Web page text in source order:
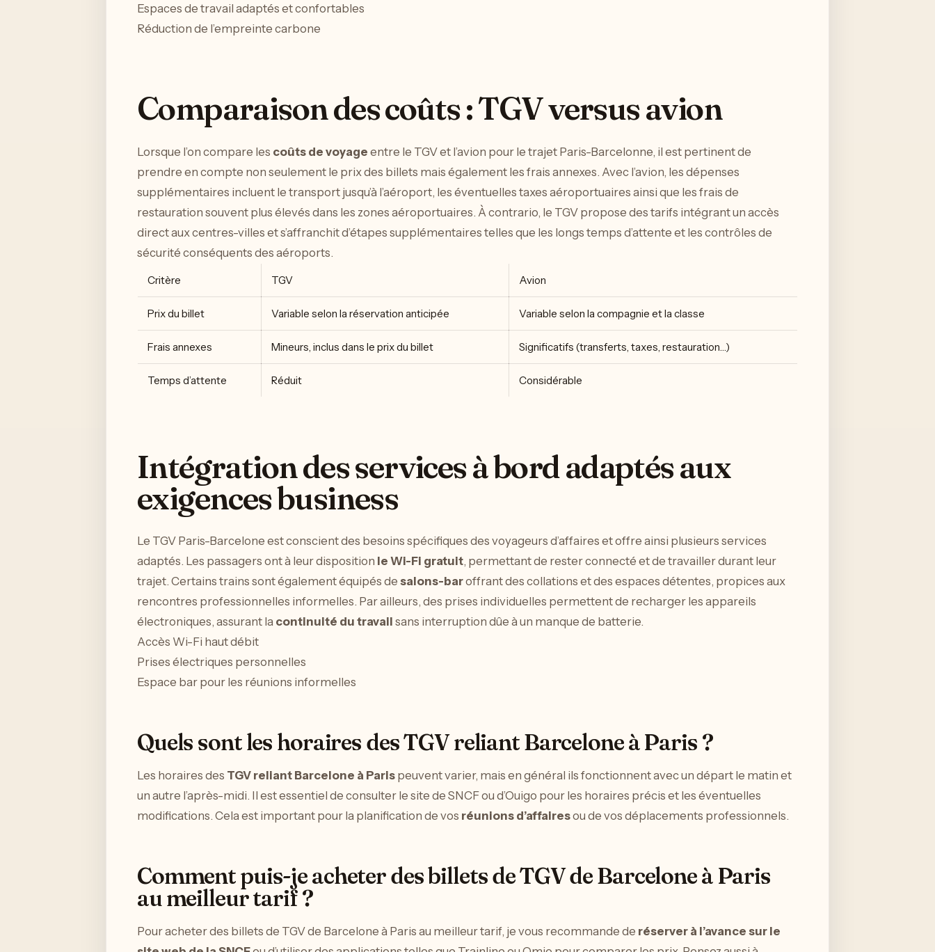
Espaces de travail adaptés et confortables
Réduction de l’empreinte carbone
Comparaison des coûts : TGV versus avion
Lorsque l’on compare les coûts de voyage entre le TGV et l’avion pour le trajet Paris-Barcelonne, il est pertinent de
prendre en compte non seulement le prix des billets mais également les frais annexes. Avec l’avion, les dépenses
supplémentaires incluent le transport jusqu’à l’aéroport, les éventuelles taxes aéroportuaires ainsi que les frais de
restauration souvent plus élevés dans les zones aéroportuaires. À contrario, le TGV propose des tarifs intégrant un accès
direct aux centres-villes et s’affranchit d’étapes supplémentaires telles que les longs temps d’attente et les contrôles de
sécurité conséquents des aéroports.
Critère TGV Avion
Prix du billet Variable selon la réservation anticipée Variable selon la compagnie et la classe
Frais annexes Mineurs, inclus dans le prix du billet Significatifs (transferts, taxes, restauration…)
Temps d’attente Réduit Considérable
Intégration des services à bord adaptés aux
exigences business
Le TGV Paris-Barcelone est conscient des besoins spécifiques des voyageurs d’affaires et offre ainsi plusieurs services
adaptés. Les passagers ont à leur disposition le Wi-Fi gratuit, permettant de rester connecté et de travailler durant leur
trajet. Certains trains sont également équipés de salons-baroffrant des collations et des espaces détentes, propices aux
rencontres professionnelles informelles. Par ailleurs, des prises individuelles permettent de recharger les appareils
électroniques, assurant la continuité du travail sans interruption dûe à un manque de batterie.
Accès Wi-Fi haut débit
Prises électriques personnelles
Espace bar pour les réunions informelles
Quels sont les horaires des TGV reliant Barcelone à Paris ?
Les horaires des TGV reliant Barcelone à Paris peuvent varier, mais en général ils fonctionnent avec un départ le matin et
un autre l’après-midi. Il est essentiel de consulter le site de SNCF ou d’Ouigo pour les horaires précis et les éventuelles
modifications. Cela est important pour la planification de vos réunions d’affairesou de vos déplacements professionnels.
Comment puis-je acheter des billets de TGV de Barcelone à Paris
au meilleur tarif ?
Pour acheter des billets de TGV de Barcelone à Paris au meilleur tarif, je vous recommande de réserver à l’avance sur le